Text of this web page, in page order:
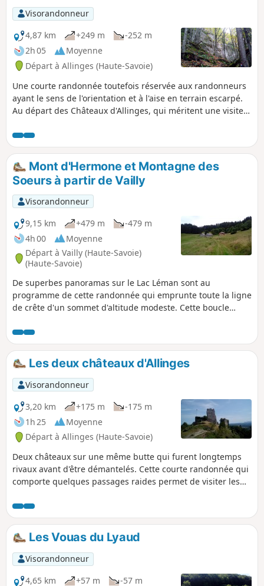
Visorandonneur
4,87 km
+249 m
-252 m
2h 05
Moyenne
Départ à Allinges (Haute-Savoie)
Une courte randonnée toutefois réservée aux randonneurs
ayant le sens de l'orientation et à l'aise en terrain escarpé.
Au départ des Châteaux d'Allinges, qui méritent une visite,
aménagé permet d'atteindre la Grotte aux Loups dans un
cadre sauvage. Au-dessus de la grotte, le point de vue de la
Maladière offre un beau panorama sur le Léman.
Mont d'Hermone et Montagne des
Soeurs à partir de Vailly
Visorandonneur
9,15 km
+479 m
-479 m
4h 00
Moyenne
Départ à Vailly (Haute-Savoie)
(Haute-Savoie)
De superbes panoramas sur le Lac Léman sont au
programme de cette randonnée qui emprunte toute la ligne
de crête d'un sommet d'altitude modeste. Cette boucle
l'usuelle montée depuis le Col du Feu. Certains passages
nécessitent de l'attention.
Les deux châteaux d'Allinges
Visorandonneur
3,20 km
+175 m
-175 m
1h 25
Moyenne
Départ à Allinges (Haute-Savoie)
Deux châteaux sur une même butte qui furent longtemps
rivaux avant d'être démantelés. Cette courte randonnée qui
comporte quelques passages raides permet de visiter les
et de bénéficier d'un vaste panorama sur le Léman. Une
variante plus courte encore évite l'essentiel du dénivelé.
Les Vouas du Lyaud
Visorandonneur
4,65 km
+57 m -57 m